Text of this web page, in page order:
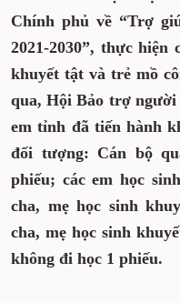
Chính phủ về “Trợ
2021-2030”, thực
khuyết tật và trẻ mồ
qua, Hội Bảo trợ
em tỉnh đã tiến hành
đối tượng: Cán bộ
phiếu; các em học
cha, mẹ học sinh
cha, mẹ học sinh
không đi học 1 phiếu.